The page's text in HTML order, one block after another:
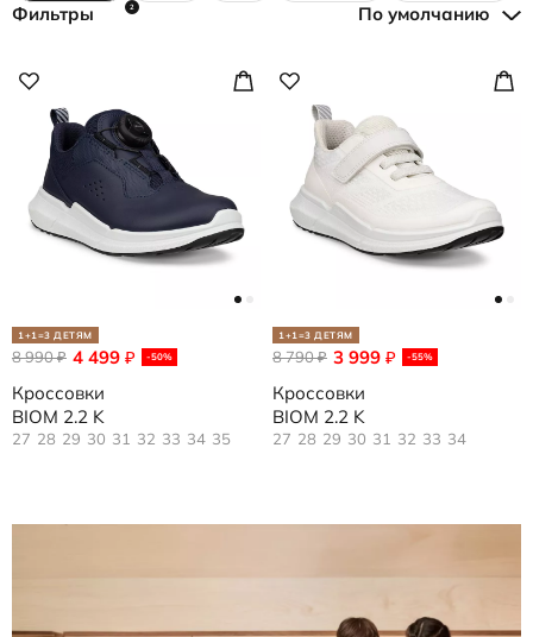
2
Фильтры По умолчанию
1+1=3 ДЕТЯМ
4 499 ₽ -50%
8 990₽
Кроссовки
BIOM 2.2 K
27 28 29 30 31 32 33 34 35
1+1=3 ДЕТЯМ
3 999 ₽ -55%
8 790₽
Кроссовки
BIOM 2.2 K
27 28 29 30 31 32 33 34